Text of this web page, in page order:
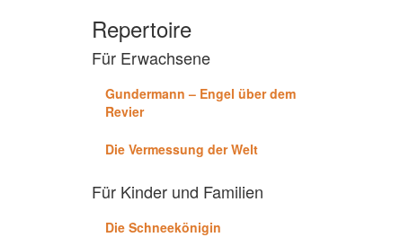
Repertoire
Für Erwachsene
Gundermann – Engel über dem
Revier
Die Vermessung der Welt
Für Kinder und Familien
Die Schneekönigin